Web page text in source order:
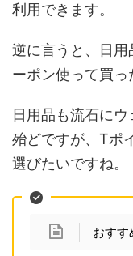
利用できます。
逆に言うと、日用
ーポン使って買っ
日用品も流石に
殆どですが、Tポ
選びたいですね。
おすす